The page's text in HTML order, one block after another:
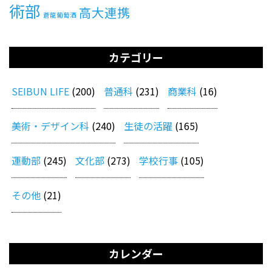
術部 蒼龍葡萄酒 高大連携
カテゴリー
SEIBUN LIFE (200) 普通科 (231) 商業科 (16)
美術・デザイン科 (240) 生徒の活躍 (165)
運動部 (245) 文化部 (273) 学校行事 (105)
その他 (21)
カレンダー